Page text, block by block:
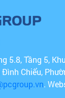
5.8, Tầng 5,
Chiểu,
.